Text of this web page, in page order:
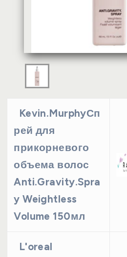
Kevin.MurphyСп
рей для
прикорневого
объема волос
Anti.Gravity.Spra
y Weightless
Volume 150мл
L'oreal